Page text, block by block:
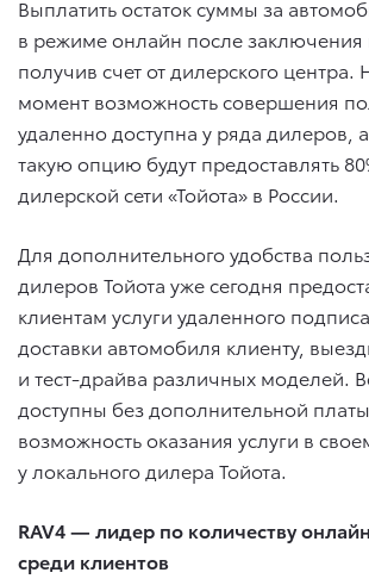
Выплатить остаток суммы за
в режиме онлайн после заключения
получив счет от дилерского центра.
момент возможность совершения
удаленно доступна у ряда дилеров,
такую опцию будут предоставлять
дилерской сети «Тойота» в России.
Для дополнительного удобства
дилеров Тойота уже сегодня
клиентам услуги удаленного
доставки автомобиля клиенту,
и тест-драйва различных моделей.
доступны без дополнительной
возможность оказания услуги в
у локального дилера Тойота.
RAV4 — лидер по количеству
среди клиентов